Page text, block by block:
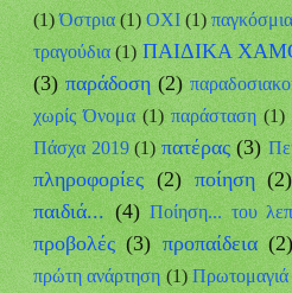
(1) Όστρια (1) ΟΧΙ (1)
τραγούδια (1) ΠΑΙΔΙΚΑ
(3) παράδοση (2)
χωρίς Όνομα (1) παράσταση (1)
Πάσχα 2019 (1) πατέρας (3)
πληροφορίες (2) ποίηση (2)
παιδιά... (4) Ποίηση... του
προβολές (3) προπαίδεια
πρώτη ανάρτηση (1) Πρωτομαγιά